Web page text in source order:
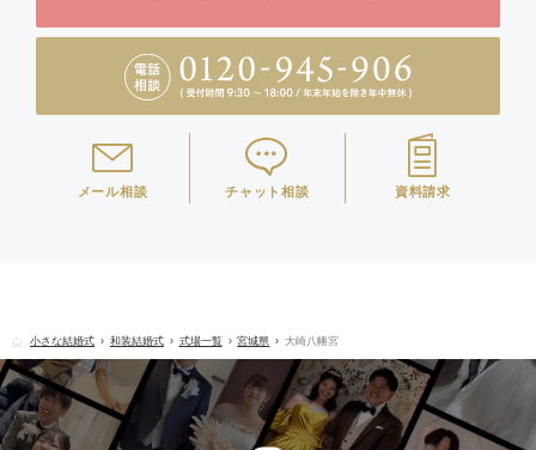
メール相談 チャット相談 資料請求
小さな結婚式 和装結婚式 式場一覧 宮城県 大崎八幡宮